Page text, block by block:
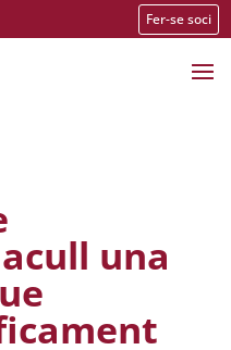
Fer-se soci
una